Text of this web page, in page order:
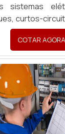
sistemas
curtos-
de
elétricos e
vigentes,
e
NR10,
de
Além
penalidades
COTAR AGORA